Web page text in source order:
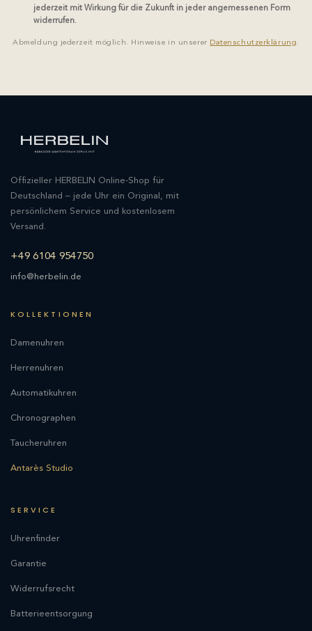
jederzeit mit Wirkung für die Zukunft in jeder angemessenen Form
widerrufen.
Abmeldung jederzeit möglich. Hinweise in unserer Datenschutzerklärung.
Offizieller HERBELIN Online-Shop für
Deutschland – jede Uhr ein Original, mit
persönlichem Service und kostenlosem
Versand.
+49 6104 954750
info@herbelin.de
KOLLEKTIONEN
Damenuhren
Herrenuhren
Automatikuhren
Chronographen
Taucheruhren
Antarès Studio
SERVICE
Uhrenfinder
Garantie
Widerrufsrecht
Batterieentsorgung